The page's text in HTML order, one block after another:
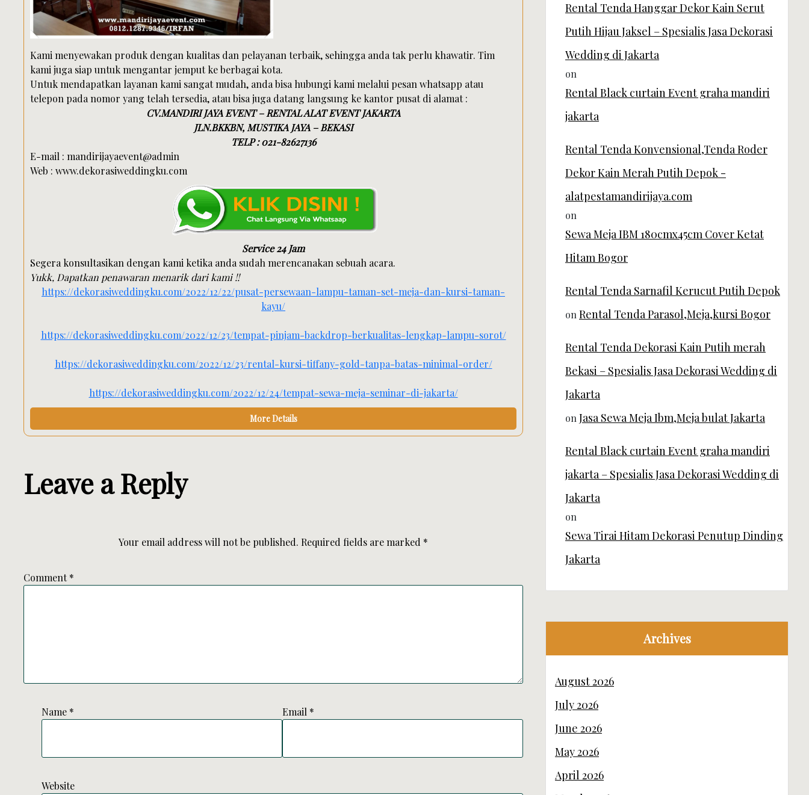
Kami menyewakan produk dengan kualitas dan pelayanan terbaik, sehingga anda tak perlu khawatir. Tim
kami juga siap untuk mengantar jemput ke berbagai kota.
Untuk mendapatkan layanan kami sangat mudah, anda bisa hubungi kami melalui pesan whatsapp atau
telepon pada nomor yang telah tersedia, atau bisa juga datang langsung ke kantor pusat di alamat :
CV.MANDIRI JAYA EVENT – RENTAL ALAT EVENT JAKARTA
JLN.BKKBN, MUSTIKA JAYA – BEKASI
TELP : 021-82627136
E-mail : mandirijayaevent@admin
Web : www.dekorasiweddingku.com
Service 24 Jam
Segera konsultasikan dengan kami ketika anda sudah merencanakan sebuah acara.
Yukk, Dapatkan penawaran menarik dari kami !!
https://dekorasiweddingku.com/2022/12/22/pusat-persewaan-lampu-taman-set-meja-dan-kursi-taman-
kayu/
https://dekorasiweddingku.com/2022/12/23/tempat-pinjam-backdrop-berkualitas-lengkap-lampu-sorot/
https://dekorasiweddingku.com/2022/12/23/rental-kursi-tiffany-gold-tanpa-batas-minimal-order/
https://dekorasiweddingku.com/2022/12/24/tempat-sewa-meja-seminar-di-jakarta/
More Details
Leave a Reply
Your email address will not be published. Required fields are marked *
Comment*
Name * Email *
Website
Rental Tenda Hanggar Dekor Kain Serut
Putih Hijau Jaksel – Spesialis Jasa Dekorasi
Wedding di Jakarta
on
Rental Black curtain Event graha mandiri
jakarta
Rental Tenda Konvensional,Tenda Roder
Dekor Kain Merah Putih Depok -
alatpestamandirijaya.com
on
Sewa Meja IBM 180cmx45cm Cover Ketat
Hitam Bogor
Rental Tenda Sarnafil Kerucut Putih Depok
on Rental Tenda Parasol,Meja,kursi Bogor
Rental Tenda Dekorasi Kain Putih merah
Bekasi – Spesialis Jasa Dekorasi Wedding di
Jakarta
on Jasa Sewa Meja Ibm,Meja bulat Jakarta
Rental Black curtain Event graha mandiri
jakarta – Spesialis Jasa Dekorasi Wedding di
Jakarta
on
Sewa Tirai Hitam Dekorasi Penutup Dinding
Jakarta
Archives
August 2026
July 2026
June 2026
May 2026
April 2026